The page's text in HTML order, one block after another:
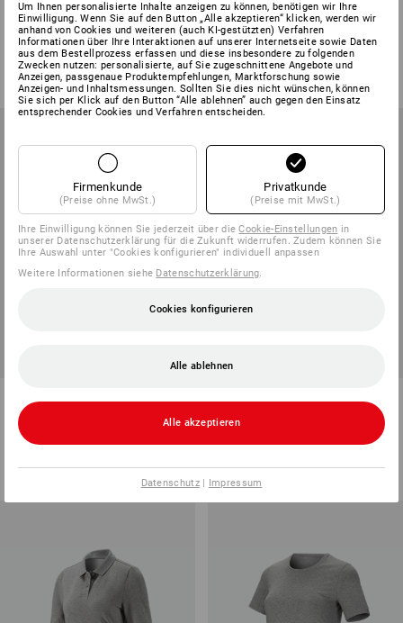
e.s. T-Shirt cotton light, Damen
7 Farben
ab 9,64 €
(m. MwSt.) ab 10 Stück
Troyer Merino e.s.trail, Damen
1 Farbe
ab 66,98 €
(m. MwSt.) ab 10 Stück
Damen
8
(m. MwSt.) ab 10 Stück (m. MwSt.) ab 10 Stück
Um Ihnen personalisierte Inhalte anzeigen zu können, benötigen wir Ihre
Einwilligung. Wenn Sie auf den Button „Alle akzeptieren“ klicken, werden wir
anhand von Cookies und weiteren (auch KI-gestützten) Verfahren
Informationen über Ihre Interaktionen auf unserer Internetseite sowie Daten
aus dem Bestellprozess erfassen und diese insbesondere zu folgenden
Zwecken nutzen: personalisierte, auf Sie zugeschnittene Angebote und
Anzeigen, passgenaue Produktempfehlungen, Marktforschung sowie
Anzeigen- und Inhaltsmessungen. Sollten Sie dies nicht wünschen, können
Sie sich per Klick auf den Button “Alle ablehnen” auch gegen den Einsatz
entsprechender Cookies und Verfahren entscheiden.
Firmenkunde
(Preise ohne MwSt.)
Privatkunde
(Preise mit MwSt.)
Ihre Einwilligung können Sie jederzeit über dieCookie-Einstellungen in
unserer Datenschutzerklärung für die Zukunft widerrufen. Zudem können Sie
Ihre Auswahl unter "Cookies konfigurieren" individuell anpassen
Weitere Informationen siehe Datenschutzerklärung.
Cookies konfigurieren
Alle ablehnen
Alle akzeptieren
Datenschutz| Impressum